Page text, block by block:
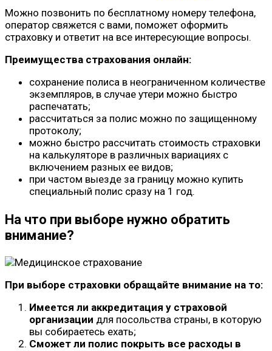
Можно позвонить по бесплатному номеру телефона,
оператор свяжется с вами, поможет оформить
страховку и ответит на все интересующие вопросы.
Преимущества страхования онлайн:
сохранение полиса в неограниченном количестве
экземпляров, в случае утери можно быстро
распечатать;
рассчитаться за полис можно по защищенному
протоколу;
можно быстро рассчитать стоимость страховки
на калькуляторе в различных вариациях с
включением разных ее видов;
при частом выезде за границу можно купить
специальный полис сразу на 1 год.
На что при выборе нужно обратить
внимание?
При выборе страховки обращайте внимание на то:
Имеется ли аккредитация у страховой
организации для посольства страны, в которую
вы собираетесь ехать;
Сможет ли полис покрыть все расходы в